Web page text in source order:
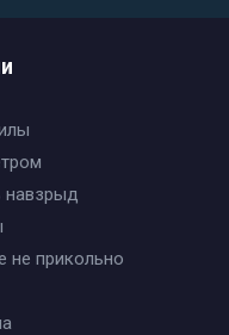
навзрыд
не прикольно